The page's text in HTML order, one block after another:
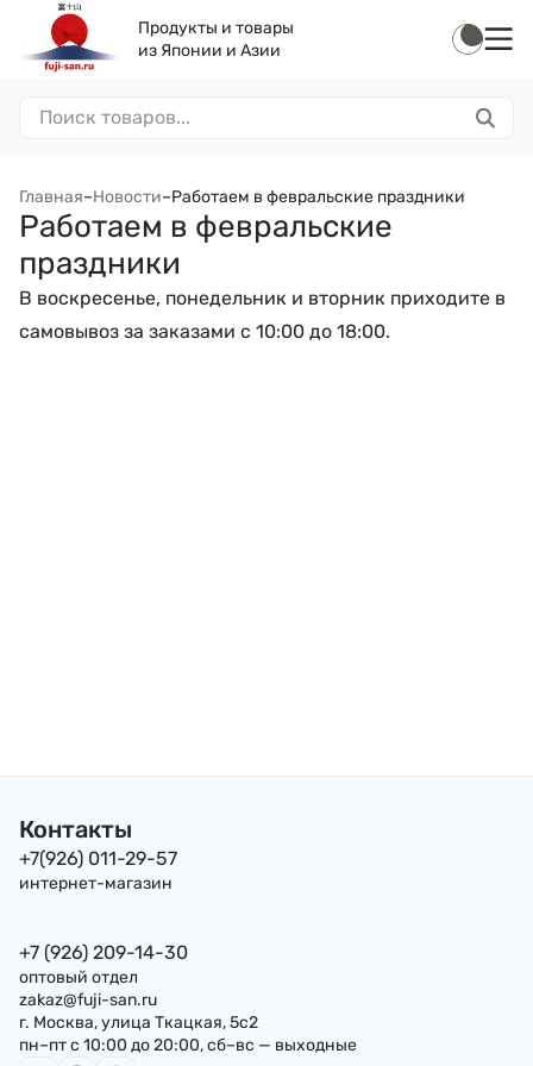
Продукты и товары
из Японии и Азии
Главная–Новости–Работаем в февральские праздники
Работаем в февральские
праздники
В воскресенье, понедельник и вторник приходите в
самовывоз за заказами с 10:00 до 18:00.
Контакты
+7(926) 011-29-57
интернет-магазин
+7 (926) 209-14-30
оптовый отдел
zakaz@fuji-san.ru
г. Москва, улица Ткацкая, 5с2
пн–пт с 10:00 до 20:00, сб–вс — выходные